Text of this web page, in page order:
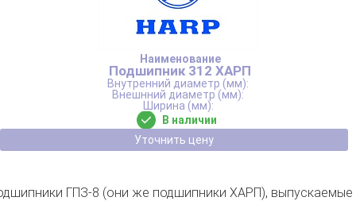
Подшипник 312 ХАРП
В наличии
Уточнить цену
ГПЗ-8 (они же подшипники ХАРП), выпускаемые